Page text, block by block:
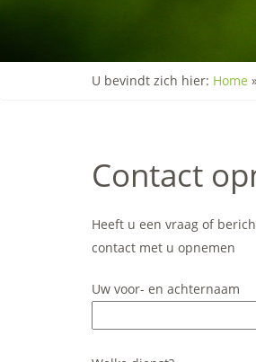
U bevindt zich hier: Home
Contact
Heeft u een vraag of
contact met u opnemen
Uw voor- en achternaam